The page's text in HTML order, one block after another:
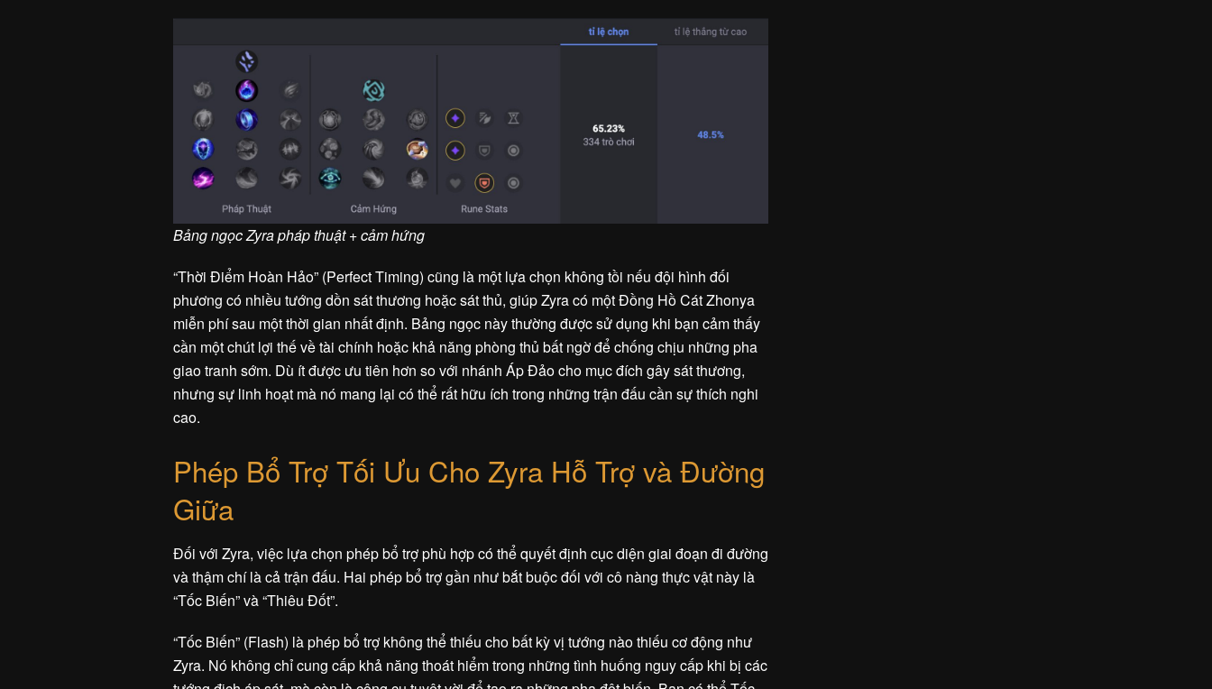
Bảng ngọc Zyra pháp thuật + cảm hứng
“Thời Điểm Hoàn Hảo” (Perfect Timing) cũng là một lựa chọn không tồi nếu đội hình đối
phương có nhiều tướng dồn sát thương hoặc sát thủ, giúp Zyra có một Đồng Hồ Cát Zhonya
miễn phí sau một thời gian nhất định. Bảng ngọc này thường được sử dụng khi bạn cảm thấy
cần một chút lợi thế về tài chính hoặc khả năng phòng thủ bất ngờ để chống chịu những pha
giao tranh sớm. Dù ít được ưu tiên hơn so với nhánh Áp Đảo cho mục đích gây sát thương,
nhưng sự linh hoạt mà nó mang lại có thể rất hữu ích trong những trận đấu cần sự thích nghi
cao.
Phép Bổ Trợ Tối Ưu Cho Zyra Hỗ Trợ và Đường
Giữa
Đối với Zyra, việc lựa chọn phép bổ trợ phù hợp có thể quyết định cục diện giai đoạn đi đường
và thậm chí là cả trận đấu. Hai phép bổ trợ gần như bắt buộc đối với cô nàng thực vật này là
“Tốc Biến” và “Thiêu Đốt”.
“Tốc Biến” (Flash) là phép bổ trợ không thể thiếu cho bất kỳ vị tướng nào thiếu cơ động như
Zyra. Nó không chỉ cung cấp khả năng thoát hiểm trong những tình huống nguy cấp khi bị các